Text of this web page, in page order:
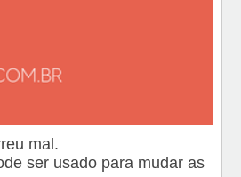
mal.
ser usado para mudar as